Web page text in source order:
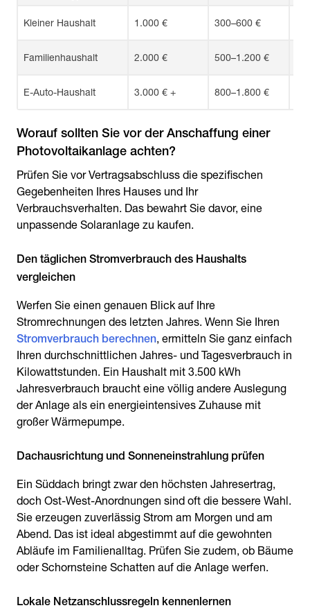
Kleiner Haushalt 1.000 € 300–600 €
Familienhaushalt 2.000 € 500–1.200 €
E-Auto-Haushalt 3.000 € + 800–1.800 €
Worauf sollten Sie vor der Anschaffung einer
Prüfen Sie vor Vertragsabschluss die spezifischen
Gegebenheiten Ihres Hauses und Ihr
Verbrauchsverhalten. Das bewahrt Sie davor, eine
unpassende Solaranlage zu kaufen.
Den täglichen Stromverbrauch des Haushalts
vergleichen
Werfen Sie einen genauen Blick auf Ihre
Stromrechnungen des letzten Jahres. Wenn Sie Ihren
Stromverbrauch berechnen, ermitteln Sie ganz einfach
Ihren durchschnittlichen Jahres- und Tagesverbrauch in
Kilowattstunden. Ein Haushalt mit 3.500 kWh
Jahresverbrauch braucht eine völlig andere Auslegung
der Anlage als ein energieintensives Zuhause mit
großer Wärmepumpe.
Dachausrichtung und Sonneneinstrahlung prüfen
Ein Süddach bringt zwar den höchsten Jahresertrag,
doch Ost-West-Anordnungen sind oft die bessere Wahl.
Sie erzeugen zuverlässig Strom am Morgen und am
Abend. Das ist ideal abgestimmt auf die gewohnten
Abläufe im Familienalltag. Prüfen Sie zudem, ob Bäume
oder Schornsteine Schatten auf die Anlage werfen.
Lokale Netzanschlussregeln kennenlernen